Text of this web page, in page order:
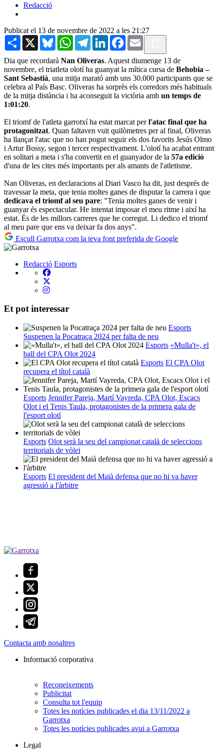
Redacció
Publicat el 13 de novembre de 2022 a les 21:27
Share X BlueskyWhatsAppTelegramLinkedInFacebook
Email
Dia que recordarà Nan Oliveras. Aquest diumenge 13 de
novembre, el triatleta olotí ha guanyat la mítica cursa de Behobia –
Sant Sebastià, una mitja marató amb uns 30.000 participants que se
celebra al País Basc. Oliveras ha sorprès els corredors més habituals
de la mitja distància i ha aconseguit la victòria amb un temps de
1:01:20.
El triomf de l'atleta garrotxí ha estat marcat perl'atac final que ha
protagonitzat. Quan faltaven vuit quilòmetres per al final, Oliveras
ha llançat l'atac que no han pogut seguir els dos favorits Jesús Olmo
i Artur Bossy, segon i tercer respectivament. L'olotí ha acabat entrant
en solitari a meta i s'ha convertit en el guanyador de la 57a edició
d'una de les cites més importants per als amants de l'atletisme.
Nan Oliveras, en declaracions al Diari Vasco ha dit, just després de
travessar la meta, que tenia moltes ganes de disputar la carrera i que
dedicava el triomf al seu pare: "Tenia moltes ganes de venir i
guanyar és espectacular. He intentat imposar el meu ritme i així ha
estat. És de les millors carreres que he corregut. Li dedico el triomf
al meu pare que ens va deixar fa dos anys".
Escull Garrotxa com la teva font preferida de Google
Redacció Esports
Et pot interessar
Esports
Suspenen la Pocatraça 2024 per falta de neu
Esports «Mulla't», el
ball del CPA Olot 2024
Esports El CPA Olot
recupera el títol català
Esports Jennifer Pareja, Martí Vayreda, CPA Olot, Escacs
Olot i el Tenis Taula, protagonistes de la primera gala de
l'esport olotí
Esports Olot serà la seu del campionat català de seleccions
territorials de vòlei
Esports El president del Maià defensa que no hi va haver
agressió a l'àrbitre
Contacta amb nosaltres
Informació corporativa
Reconeixements
Publicitat
Consulta tot l'equip
Totes les notícies publicades el dia 13/11/2022 a
Garrotxa
Totes les notícies publicades avui a Garrotxa
Legal